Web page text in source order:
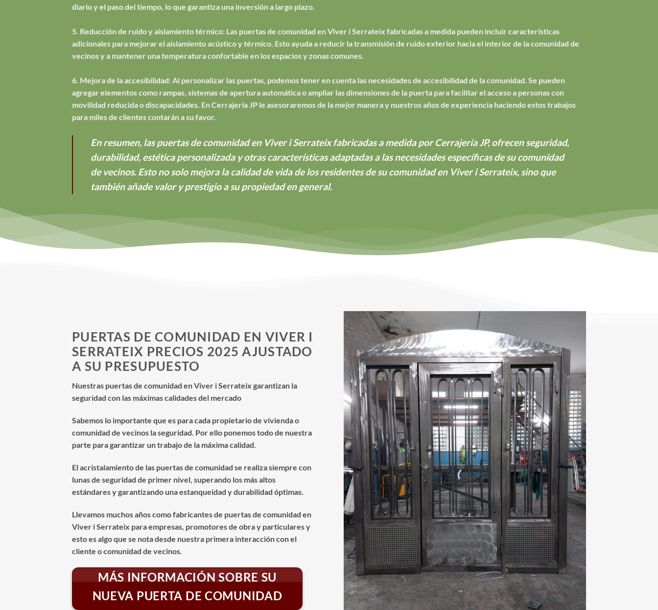
diario y el paso del tiempo, lo que garantiza una inversión a largo plazo.
5. Reducción de ruido y aislamiento térmico: Las puertas de comunidad en Viver i Serrateix fabricadas a medida pueden incluir características
adicionales para mejorar el aislamiento acústico y térmico. Esto ayuda a reducir la transmisión de ruido exterior hacia el interior de la comunidad de
vecinos y a mantener una temperatura confortable en los espacios y zonas comunes.
6. Mejora de la accesibilidad: Al personalizar las puertas, podemos tener en cuenta las necesidades de accesibilidad de la comunidad. Se pueden
agregar elementos como rampas, sistemas de apertura automática o ampliar las dimensiones de la puerta para facilitar el acceso a personas con
movilidad reducida o discapacidades. En Cerrajería JP le asesoraremos de la mejor manera y nuestros años de experiencia haciendo estos trabajos
para miles de clientes contarán a su favor.
En resumen, las puertas de comunidad en Viver i Serrateix fabricadas a medida por Cerrajería JP, ofrecen seguridad,
durabilidad, estética personalizada y otras características adaptadas a las necesidades específicas de su comunidad
de vecinos. Esto no solo mejora la calidad de vida de los residentes de su comunidad en Viver i Serrateix, sino que
también añade valor y prestigio a su propiedad en general.
PUERTAS DE COMUNIDAD EN VIVER I
SERRATEIX PRECIOS 2025 AJUSTADO
A SU PRESUPUESTO
Nuestras puertas de comunidad en Viver i Serrateix garantizan la
seguridad con las máximas calidades del mercado
Sabemos lo importante que es para cada propietario de vivienda o
comunidad de vecinos la seguridad. Por ello ponemos todo de nuestra
parte para garantizar un trabajo de la máxima calidad.
El acristalamiento de las puertas de comunidad se realiza siempre con
lunas de seguridad de primer nivel, superando los más altos
estándares y garantizando una estanqueidad y durabilidad óptimas.
Llevamos muchos años como fabricantes de puertas de comunidad en
Viver i Serrateix para empresas, promotores de obra y particulares y
esto es algo que se nota desde nuestra primera interacción con el
cliente o comunidad de vecinos.
MÁS INFORMACIÓN SOBRE SU
NUEVA PUERTA DE COMUNIDAD